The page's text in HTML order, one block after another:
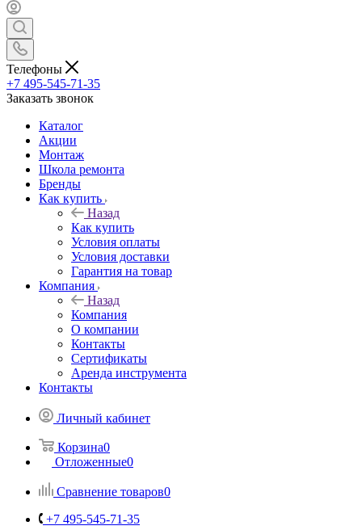
Телефоны
+7 495-545-71-35
Заказать звонок
Каталог
Акции
Монтаж
Школа ремонта
Бренды
Как купить
Назад
Как купить
Условия оплаты
Условия доставки
Гарантия на товар
Компания
Назад
Компания
О компании
Контакты
Сертификаты
Аренда инструмента
Контакты
Личный кабинет
Корзина0
Отложенные0
Сравнение товаров0
+7 495-545-71-35